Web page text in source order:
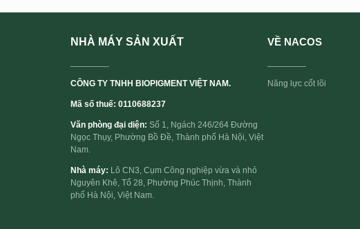
NHÀ MÁY SẢN XUẤT
CÔNG TY TNHH BIOPIGMENT VIỆT NAM.
Mã số thuế: 0110688237
Văn phòng đại diện: Số 1, Ngách 246/264 Đường
Ngọc Thụy, Phường Bồ Đề, Thành phố Hà Nội, Việt
Nam.
Nhà máy: Lô CN3, Cụm Công nghiệp vừa và nhỏ
Nguyên Khê, Tổ 28, Phường Phúc Thịnh, Thành
phố Hà Nội, Việt Nam.
VỀ NACOS
Năng lực cốt lõi